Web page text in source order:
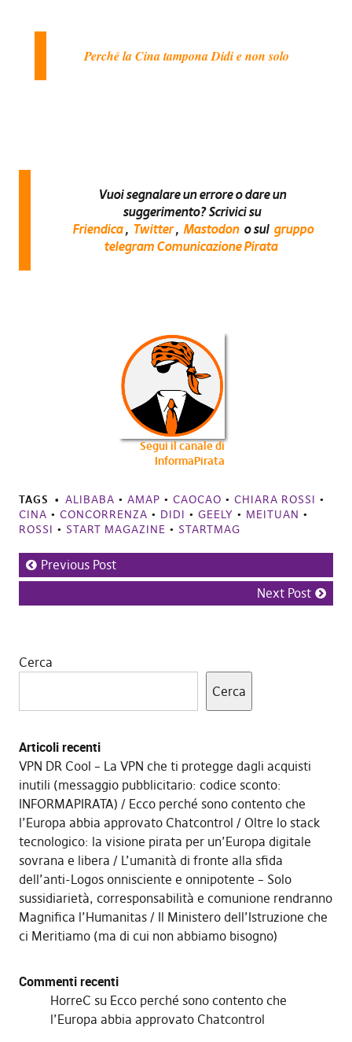
Perché la Cina tampona Didi e non solo
Vuoi segnalare un errore o dare un
suggerimento? Scrivici su
Friendica , Twitter , Mastodon o sul gruppo
telegram Comunicazione Pirata
Segui il canale di
InformaPirata
TAGS ALIBABA • AMAP • CAOCAO • CHIARA ROSSI •
CINA • CONCORRENZA • DIDI • GEELY • MEITUAN •
ROSSI • START MAGAZINE • STARTMAG
Previous Post
Next Post
Cerca
Cerca
Articoli recenti
VPN DR Cool – La VPN che ti protegge dagli acquisti
inutili (messaggio pubblicitario: codice sconto:
INFORMAPIRATA)
Ecco perché sono contento che
l’Europa abbia approvato Chatcontrol
Oltre lo stack
tecnologico: la visione pirata per un’Europa digitale
sovrana e libera
L’umanità di fronte alla sfida
dell’anti-Logos onnisciente e onnipotente – Solo
sussidiarietà, corresponsabilità e comunione rendranno
Magnifica l’Humanitas
Il Ministero dell’Istruzione che
ci Meritiamo (ma di cui non abbiamo bisogno)
Commenti recenti
HorreC su Ecco perché sono contento che
l’Europa abbia approvato Chatcontrol